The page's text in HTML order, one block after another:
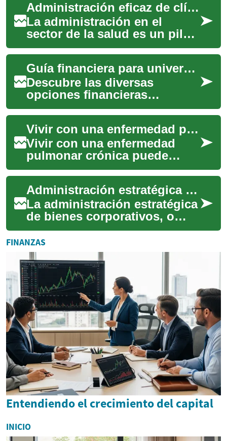
Administración eficaz de clínicas y hospitales
La administración en el
sector de la salud es un pilar
fundamental para el
funcionamiento óptimo de
clínicas y hospit...
Guía financiera para universitarios: Recursos y consejos
Descubre las diversas
opciones financieras
disponibles para estudiantes
universitarios, desde becas y
préstamos hasta...
Vivir con una enfermedad pulmonar: Consejos y recursos
Vivir con una enfermedad
pulmonar crónica puede
presentar desafíos únicos,
pero con el conocimiento
adecuado y las es...
Administración estratégica de bienes corporativos
La administración estratégica
de bienes corporativos, o
gestión de activos, es
fundamental para cualquier
organizació...
FINANZAS
Entendiendo el crecimiento del capital
INICIO